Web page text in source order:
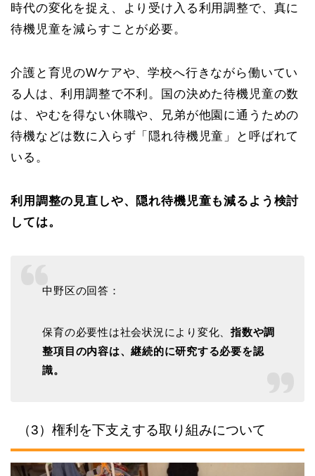
時代の変化を捉え、より受け入る利用調整で、真に
待機児童を減らすことが必要。
介護と育児のWケアや、学校へ行きながら働いてい
る人は、利用調整で不利。国の決めた待機児童の数
は、やむを得ない休職や、兄弟が他園に通うための
待機などは数に入らず「隠れ待機児童」と呼ばれて
いる。
利用調整の見直しや、隠れ待機児童も減るよう検討
しては。
中野区の回答：
保育の必要性は社会状況により変化、指数や調
整項目の内容は、継続的に研究する必要を認
識。
（3）権利を下支えする取り組みについて